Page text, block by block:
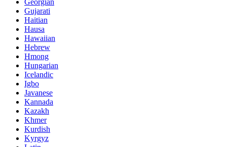
Gujarati
Haitian
Hausa
Hawaiian
Hebrew
Hmong
Hungarian
Icelandic
Igbo
Javanese
Kannada
Kazakh
Khmer
Kurdish
Kyrgyz